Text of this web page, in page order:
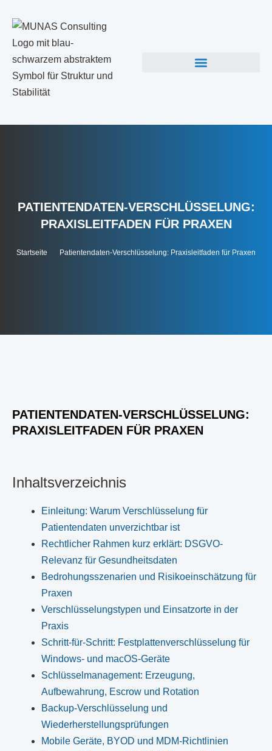
PATIENTENDATEN-VERSCHLÜSSELUNG:
PRAXISLEITFADEN FÜR PRAXEN
Startseite Patientendaten-Verschlüsselung: Praxisleitfaden für Praxen
PATIENTENDATEN-VERSCHLÜSSELUNG:
PRAXISLEITFADEN FÜR PRAXEN
Inhaltsverzeichnis
Einleitung: Warum Verschlüsselung für
Patientendaten unverzichtbar ist
Rechtlicher Rahmen kurz erklärt: DSGVO-
Relevanz für Gesundheitsdaten
Bedrohungsszenarien und Risikoeinschätzung für
Praxen
Verschlüsselungstypen und Einsatzorte in der
Praxis
Schritt-für-Schritt: Festplattenverschlüsselung für
Windows- und macOS-Geräte
Schlüsselmanagement: Erzeugung,
Aufbewahrung, Escrow und Rotation
Backup-Verschlüsselung und
Wiederherstellungsprüfungen
Mobile Geräte, BYOD und MDM-Richtlinien